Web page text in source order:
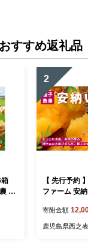
すすめ返礼品
箱
牧
味
2
【 先行予約
ファーム 安納
pt】// 安納芋 本場 糖
期間 G.I 保護
寄附金額
鹿児島県西之